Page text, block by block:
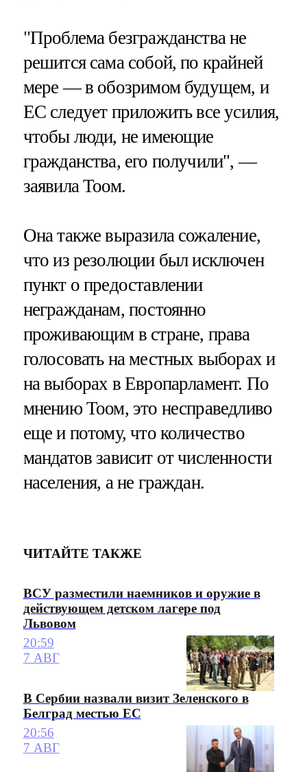
"Проблема безгражданства не
решится сама собой, по крайней
мере — в обозримом будущем, и
ЕС следует приложить все усилия,
чтобы люди, не имеющие
гражданства, его получили", —
заявила Тоом.
Она также выразила сожаление,
что из резолюции был исключен
пункт о предоставлении
негражданам, постоянно
проживающим в стране, права
голосовать на местных выборах и
на выборах в Европарламент. По
мнению Тоом, это несправедливо
еще и потому, что количество
мандатов зависит от численности
населения, а не граждан.
ЧИТАЙТЕ ТАКЖЕ
ВСУ разместили наемников и оружие в
действующем детском лагере под
Львовом
20:59
7 АВГ
В Сербии назвали визит Зеленского в
Белград местью ЕС
20:56
7 АВГ